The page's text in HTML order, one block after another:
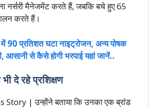
नर्सरी मैनेजमेंट करते हैं, जबकि बचे हुए 65
करते हैं।
में 90 प्रतिशत घटा नाइट्रोजन, अन्य पोषक
आसानी से कैसे होगी भरपाई यहां जानें..
दे रहे प्रशिक्षण
| उन्होंने बताया कि उनका एक ब्रांड